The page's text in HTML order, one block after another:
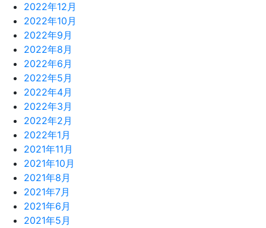
2022年12月
2022年10月
2022年9月
2022年8月
2022年6月
2022年5月
2022年4月
2022年3月
2022年2月
2022年1月
2021年11月
2021年10月
2021年8月
2021年7月
2021年6月
2021年5月